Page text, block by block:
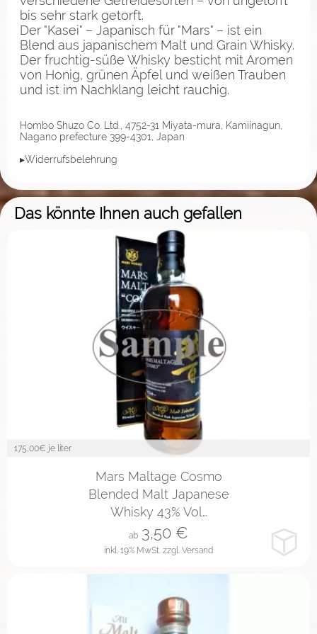
bis sehr stark getorft.
Der "Kasei" – Japanisch für "Mars" – ist ein
Blend aus japanischem Malt und Grain Whisky.
Der fruchtig-süße Whisky besticht mit Aromen
von Honig, grünen Äpfel und weißen Trauben
und ist im Nachklang leicht rauchig.
Hombo Shuzo Co. Ltd., 4752-31 Miyata-mura, Kamiinagun,
Nagano prefecture 399-4301, Japan
▸Widerrufsbelehrung
Das könnte Ihnen auch gefallen
175,00€ je liter
Mars Maltage Cosmo
Blended Malt Japanese
Whisky 43% Vol…
inkl. 19% MwSt. zzgl. Versand
ab 3,50 €